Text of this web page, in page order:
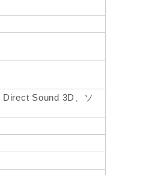
Sound 3D、ソ